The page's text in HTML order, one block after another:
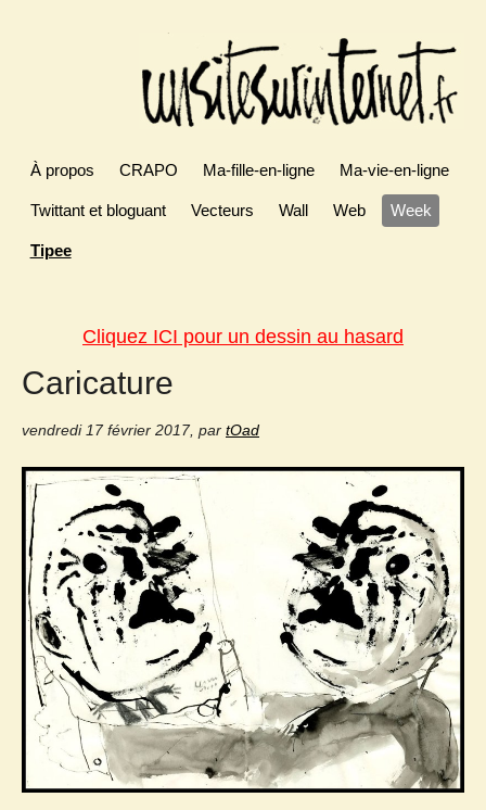
À propos CRAPO Ma-fille-en-ligne Ma-vie-en-ligne
Twittant et bloguant Vecteurs Wall Web Week
Tipee
Cliquez ICI pour un dessin au hasard
Caricature
vendredi 17 février 2017, par tOad